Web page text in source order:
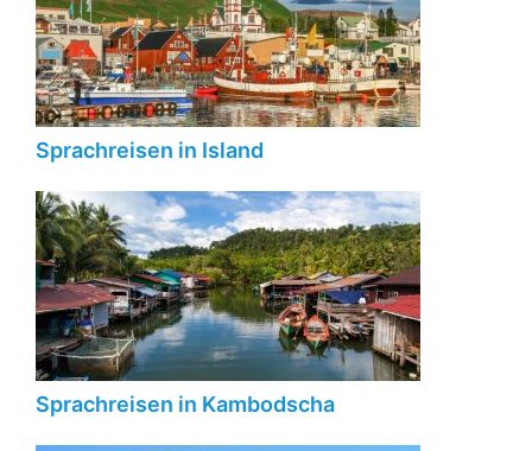
Sprachreisen in Island
Sprachreisen in Kambodscha